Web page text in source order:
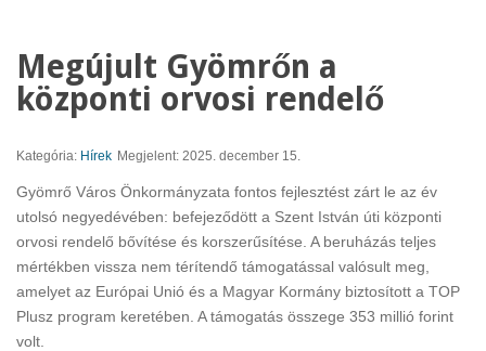
Megújult Gyömrőn a
központi orvosi rendelő
Kategória: Hírek Megjelent: 2025. december 15.
Gyömrő Város Önkormányzata fontos fejlesztést zárt le az év
utolsó negyedévében: befejeződött a Szent István úti központi
orvosi rendelő bővítése és korszerűsítése. A beruházás teljes
mértékben vissza nem térítendő támogatással valósult meg,
amelyet az Európai Unió és a Magyar Kormány biztosított a TOP
Plusz program keretében. A támogatás összege 353 millió forint
volt.